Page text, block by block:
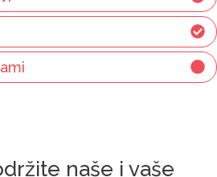
naše i vaše